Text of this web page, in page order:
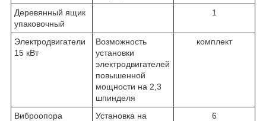
Деревянный ящик
упаковочный
1
Электродвигатели
15 кВт
Возможность
установки
электродвигателей
повышенной
мощности на 2,3
шпинделя
комплект
Виброопора
Установка на
6